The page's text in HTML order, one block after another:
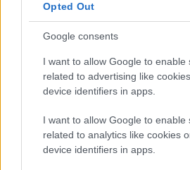
Opted Out
Google consents
I want to allow Google to enable
related to advertising like
device identifiers in apps.
I want to allow Google to enable
related to analytics like cookies
device identifiers in apps.
στις κανονικές φωτογραφίες.
Η νέα λειτουργία του
συσκευές
Android και iOS
Techgear.gr